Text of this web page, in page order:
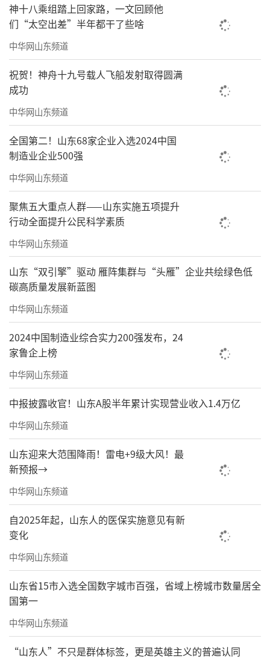
神十八乘组踏上回家路，一文回顾他
们“太空出差”半年都干了些啥
中华网山东频道
祝贺！神舟十九号载人飞船发射取得圆满
成功
中华网山东频道
全国第二！山东68家企业入选2024中国
制造业企业500强
中华网山东频道
聚焦五大重点人群——山东实施五项提升
行动全面提升公民科学素质
中华网山东频道
山东“双引擎”驱动 雁阵集群与“头雁”企业共绘绿色低
碳高质量发展新蓝图
中华网山东频道
2024中国制造业综合实力200强发布，24
家鲁企上榜
中华网山东频道
中报披露收官！山东A股半年累计实现营业收入1.4万亿
中华网山东频道
山东迎来大范围降雨！雷电+9级大风！最
新预报→
中华网山东频道
自2025年起，山东人的医保实施意见有新
变化
中华网山东频道
山东省15市入选全国数字城市百强，省域上榜城市数量居全
国第一
中华网山东频道
“山东人”不只是群体标签，更是英雄主义的普遍认同